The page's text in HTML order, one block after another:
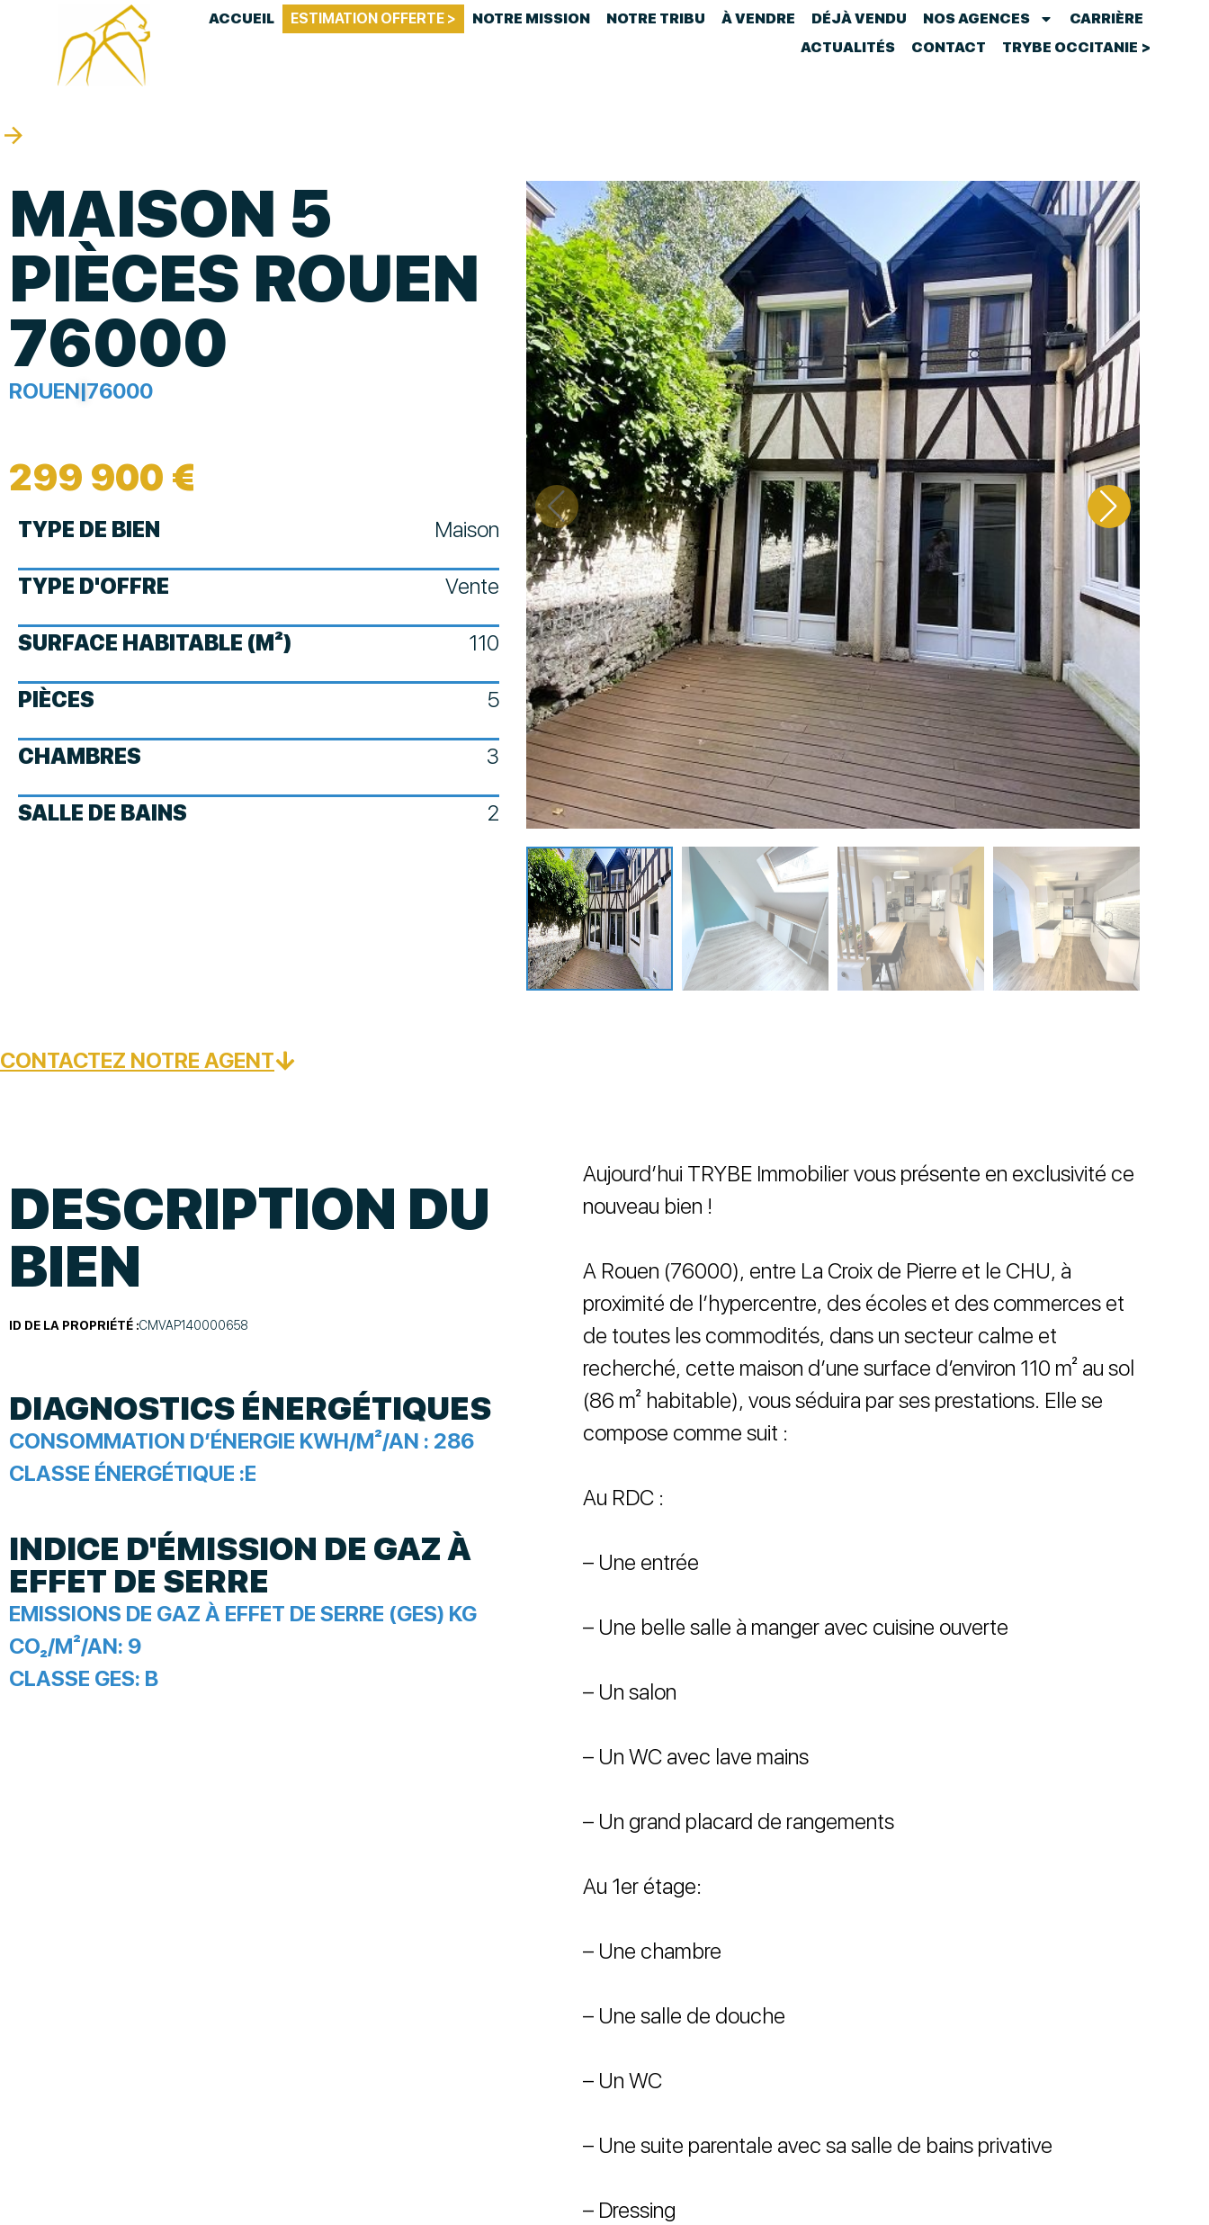
ACCUEIL ESTIMATION OFFERTE > NOTRE MISSION NOTRE TRIBU À VENDRE DÉJÀ VENDU NOS AGENCES
CARRIÈRE
ACTUALITÉS
CONTACT TRYBE OCCITANIE >
MAISON 5
PIÈCES ROUEN
76000
ROUEN|76000
299 900 €
TYPE DE BIEN Maison
TYPE D'OFFRE Vente
SURFACE HABITABLE (M²) 110
PIÈCES 5
CHAMBRES 3
SALLE DE BAINS 2
CONTACTEZ NOTRE AGENT
DESCRIPTION DU
BIEN
ID DE LA PROPRIÉTÉ :CMVAP140000658
DIAGNOSTICS ÉNERGÉTIQUES
CONSOMMATION D’ÉNERGIE KWH/M²/AN : 286
CLASSE ÉNERGÉTIQUE :E
INDICE D'ÉMISSION DE GAZ À
EFFET DE SERRE
EMISSIONS DE GAZ À EFFET DE SERRE (GES) KG
CO₂/M²/AN: 9
CLASSE GES: B
Aujourd’hui TRYBE Immobilier vous présente en exclusivité ce
nouveau bien !
A Rouen (76000), entre La Croix de Pierre et le CHU, à
proximité de l’hypercentre, des écoles et des commerces et
de toutes les commodités, dans un secteur calme et
recherché, cette maison d’une surface d’environ 110 m² au sol
(86 m² habitable), vous séduira par ses prestations. Elle se
compose comme suit :
Au RDC :
– Une entrée
– Une belle salle à manger avec cuisine ouverte
– Un salon
– Un WC avec lave mains
– Un grand placard de rangements
Au 1er étage:
– Une chambre
– Une salle de douche
– Un WC
– Une suite parentale avec sa salle de bains privative
– Dressing